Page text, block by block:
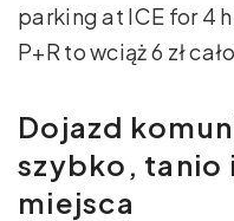
parking at ICE for 4
P+R to wciąż 6 zł
Dojazd
szybko, tanio
miejsca